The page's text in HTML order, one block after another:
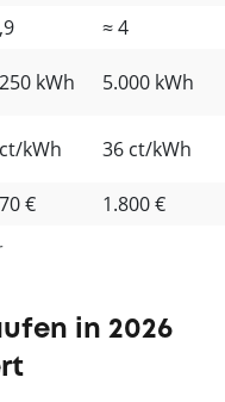
≈ 4
kWh 5.000 kWh
kWh 36 ct/kWh
€ 1.800 €
in 2026